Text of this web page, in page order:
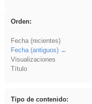
Orden:
Fecha (recientes)
Fecha (antiguos)
Visualizaciones
Título
Tipo de contenido: